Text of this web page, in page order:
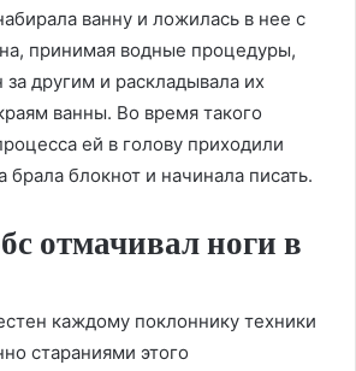
ванну и ложилась в нее с
принимая водные процедуры,
другим и раскладывала их
ванны. Во время такого
ей в голову приходили
брала блокнот и начинала писать.
отмачивал ноги в
каждому поклоннику техники
стараниями этого